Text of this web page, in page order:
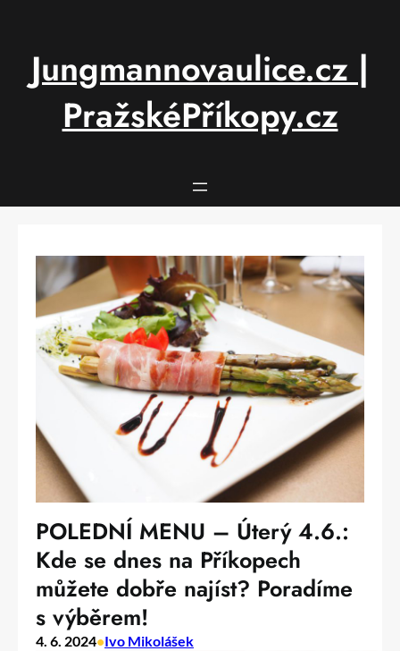
Jungmannovaulice.cz |
PražskéPříkopy.cz
POLEDNÍ MENU – Úterý 4.6.:
Kde se dnes na Příkopech
můžete dobře najíst? Poradíme
s výběrem!
4. 6. 2024•Ivo Mikolášek